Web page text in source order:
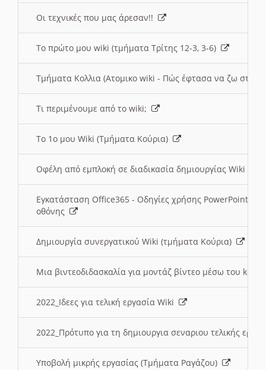
Οι τεχνικές που μας άρεσαν!!
Το πρώτο μου wiki (τμήματα Τρίτης 12-3, 3-6)
Τμήματα Κολλια (Ατομικο wiki - Πώς έφτασα να ζω στην
Τι περιμένουμε από το wiki;
Το 1ο μου Wiki (Τμήματα Κούρια)
Οφέλη από εμπλοκή σε διαδικασία δημιουργίας Wiki
Εγκατάσταση Office365 - Οδηγίες χρήσης PowerPoint
οθόνης
Δημιουργία συνεργατικού Wiki (τμήματα Κούρια)
Μια βιντεοδιδασκαλία για μοντάζ βίντεο μέσω του
2022_Ιδεες για τελική εργασία Wiki
2022_Πρότυπο για τη δημιουργια σεναριου τελικής
Υποβολή μικρής εργασίας (Τμήματα Ραγάζου)